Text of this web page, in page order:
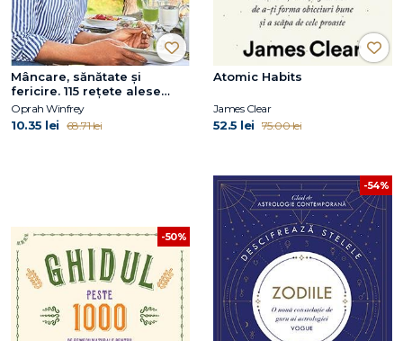
Mâncare, sănătate și
fericire. 115 rețete alese
pentru mese delicioase și o
viață mai bună
Oprah Winfrey
10.35 lei 68.71 lei
Atomic Habits
James Clear
52.5 lei 75.00 lei
-50%
-54%